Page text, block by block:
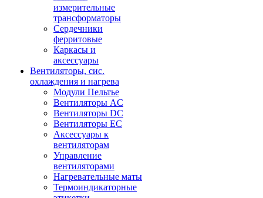
измерительные
трансформаторы
Сердечники
ферритовые
Каркасы и
аксессуары
Вентиляторы, сис.
охлаждения и нагрева
Модули Пельтье
Вентиляторы AC
Вентиляторы DC
Вентиляторы EC
Аксессуары к
вентиляторам
Управление
вентиляторами
Нагревательные маты
Термоиндикаторные